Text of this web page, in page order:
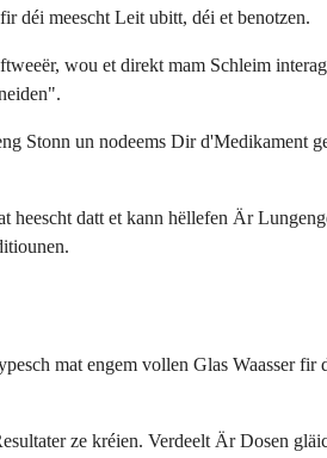
déi meescht Leit ubitt, déi et benotzen.
wou et direkt mam Schleim
Stonn un nodeems Dir
datt et kann hëllefen Är
mat engem vollen Glas Waasser
ze kréien. Verdeelt Är Dosen